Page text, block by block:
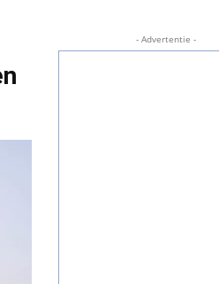
- Advertentie -